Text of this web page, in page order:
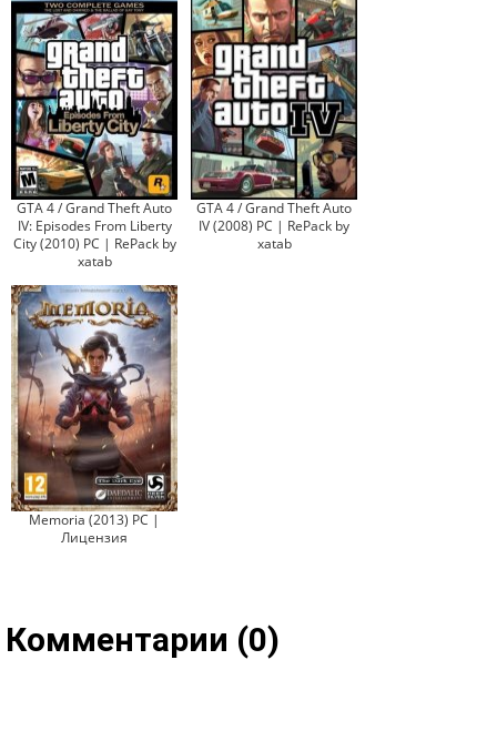
GTA 4 / Grand Theft Auto
IV: Episodes From Liberty
City (2010) PC | RePack by
xatab
GTA 4 / Grand Theft Auto
IV (2008) PC | RePack by
xatab
Memoria (2013) PC |
Лицензия
Комментарии (0)